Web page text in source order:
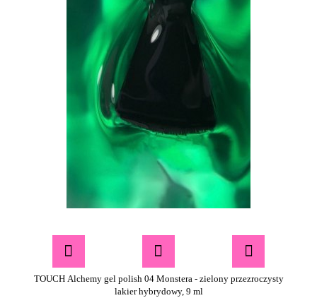
TOUCH Alchemy gel polish 04 Monstera - zielony przezroczysty
lakier hybrydowy, 9 ml